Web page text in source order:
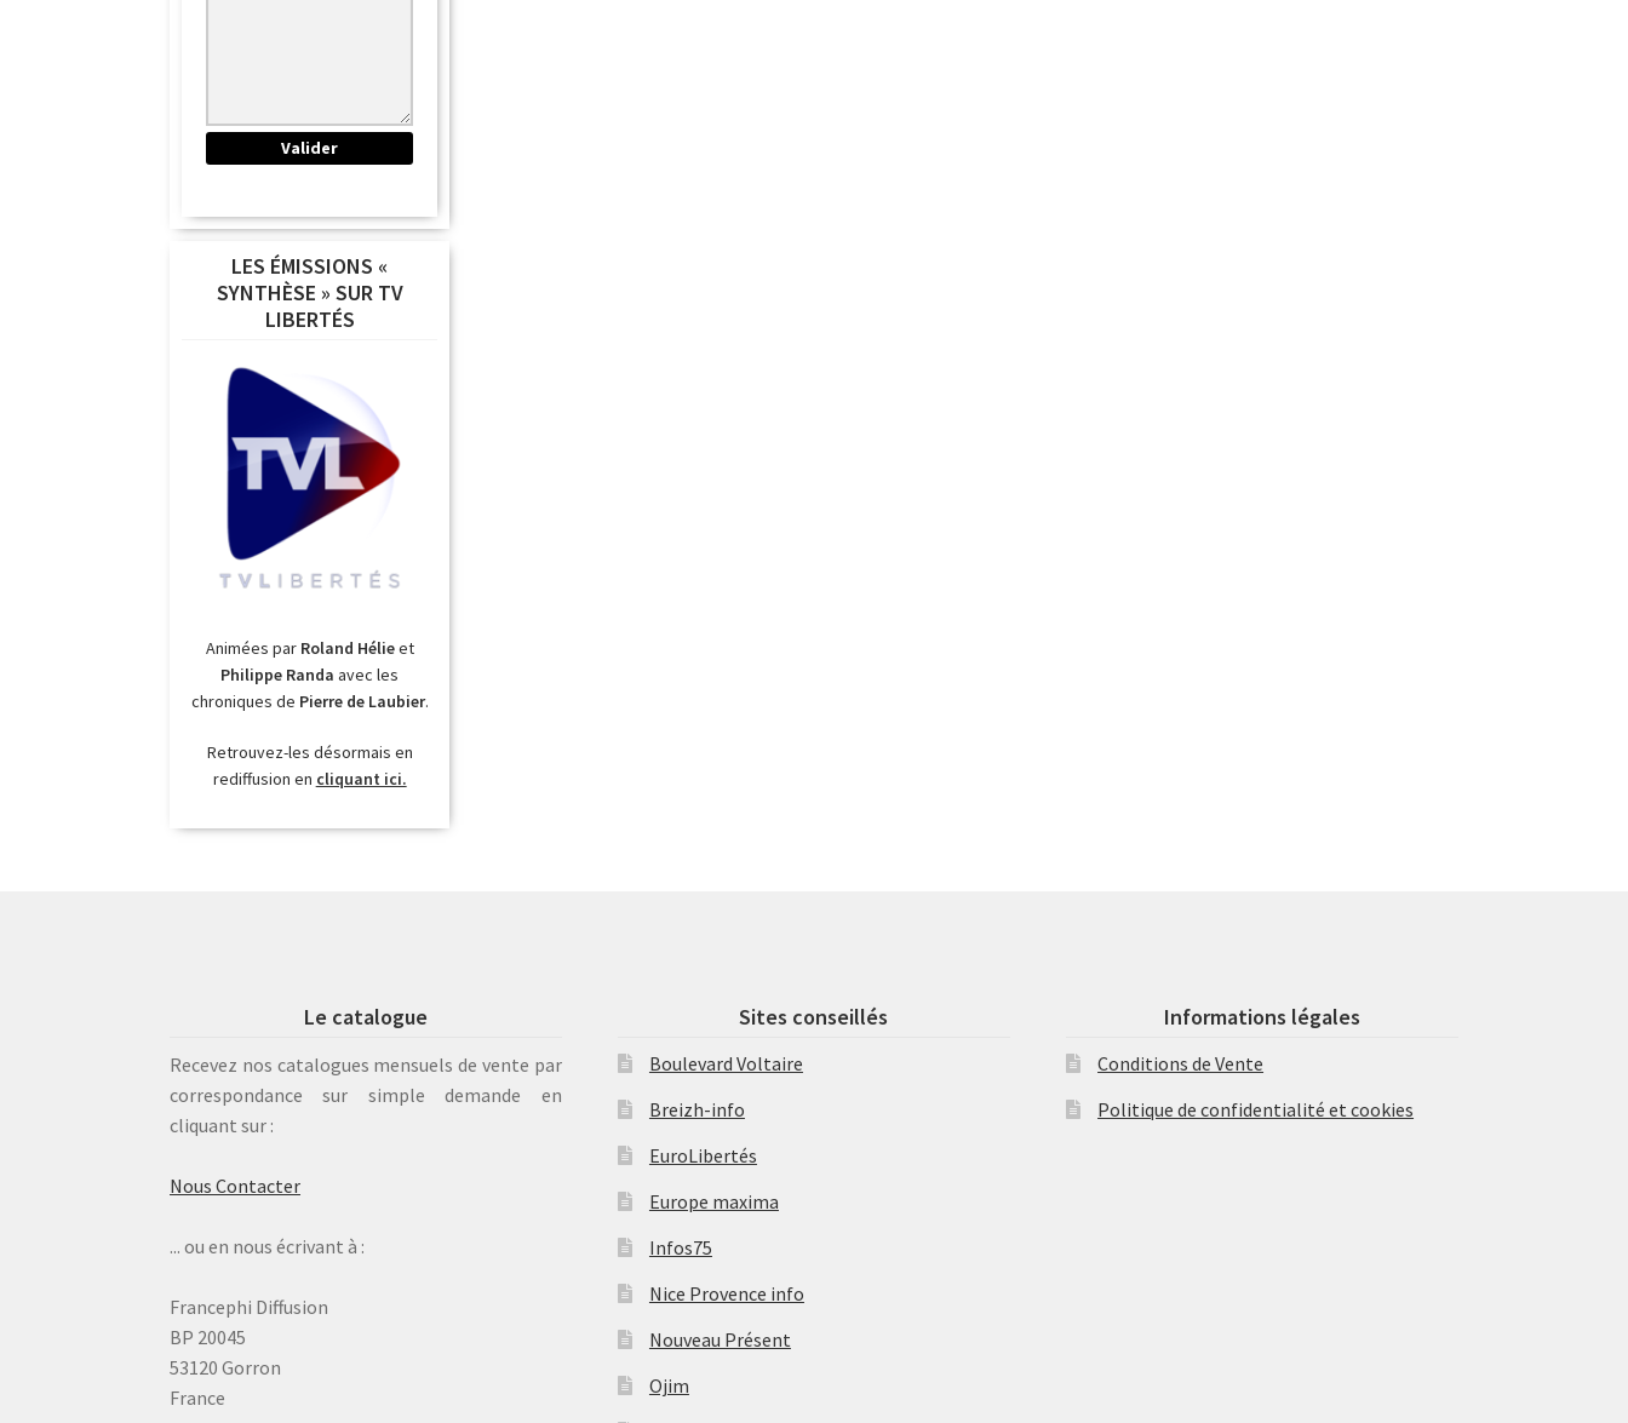
LES ÉMISSIONS «
SYNTHÈSE » SUR TV
LIBERTÉS
Animées par Roland Hélieet
Philippe Randa avec les
chroniques de Pierre de Laubier.
Retrouvez-les désormais en
rediffusion en cliquant ici.
Le catalogue
Recevez nos catalogues mensuels de vente par
correspondance sur simple demande en
cliquant sur :
Nous Contacter
... ou en nous écrivant à :
Francephi Diffusion
BP 20045
53120 Gorron
France
Sites conseillés
Boulevard Voltaire
Breizh-info
EuroLibertés
Europe maxima
Infos75
Nice Provence info
Nouveau Présent
Ojim
Informations légales
Conditions de Vente
Politique de confidentialité et cookies